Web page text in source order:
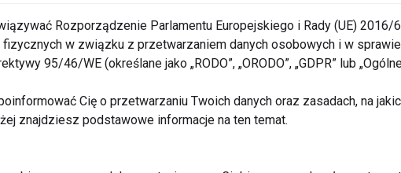
nie doprowadzić do wyczerpania
czas albo zwiększamy obciążenie.
przekraczać jednej minuty, a ilość powtórzeń
stacji jest bardzo duża, zależy od tego jakie
sposób, a praktycznie zależy od ilości posiadanego
Rozporządzenie Parlamentu Europejskiego i Rady (UE) 2016/
w związku z przetwarzaniem danych osobowych i w
95/46/WE (określane jako „RODO”, „ORODO”, „GDPR” lub
Cię o przetwarzaniu Twoich danych oraz zasadach, na
znajdziesz podstawowe informacje na ten temat.